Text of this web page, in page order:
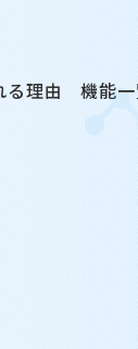
る理由 機能